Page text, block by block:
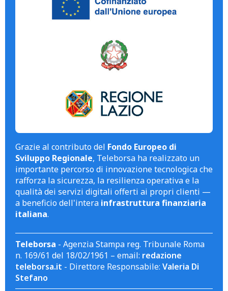
Grazie al contributo del Fondo Europeo di
Sviluppo Regionale, Teleborsa ha realizzato un
importante percorso di innovazione tecnologica che
rafforza la sicurezza, la resilienza operativa e la
qualità dei servizi digitali offerti ai propri clienti —
a beneficio dell'intera infrastruttura finanziaria
italiana.
Teleborsa - Agenzia Stampa reg. Tribunale Roma
n. 169/61 del 18/02/1961 – email: redazione
teleborsa.it - Direttore Responsabile: Valeria Di
Stefano